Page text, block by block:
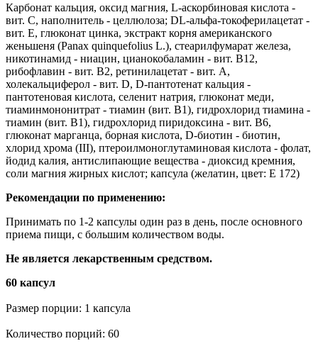
Карбонат кальция, оксид магния, L-аскорбиновая кислота -
вит. С, наполнитель - целлюлоза; DL-альфа-токоферилацетат -
вит. E, глюконат цинка, экстракт корня американского
женьшеня (Panax quinquefolius L.), стеарилфумарат железа,
никотинамид - ниацин, цианокобаламин - вит. В12,
рибофлавин - вит. В2, ретинилацетат - вит. А,
холекальциферол - вит. D, D-пантотенат кальция -
пантотеновая кислота, селенит натрия, глюконат меди,
тиаминмононитрат - тиамин (вит. B1), гидрохлорид тиамина -
тиамин (вит. B1), гидрохлорид пиридоксина - вит. B6,
глюконат марганца, борная кислота, D-биотин - биотин,
хлорид хрома (III), птероилмоноглутаминовая кислота - фолат,
йодид калия, антислипающие вещества - диоксид кремния,
соли магния жирных кислот; капсула (желатин, цвет: Е 172)
Рекомендации по применению:
Принимать по 1-2 капсулы один раз в день, после основного
приема пищи, с большим количеством воды.
Не является лекарственным средством.
60 капсул
Размер порции: 1 капсула
Количество порций: 60